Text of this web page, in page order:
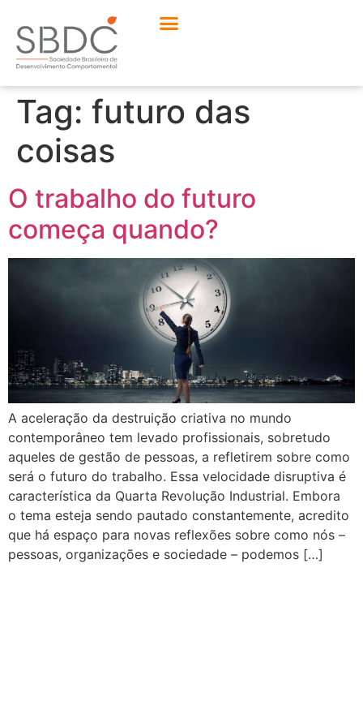
Tag: futuro das
coisas
O trabalho do futuro
começa quando?
A aceleração da destruição criativa no mundo
contemporâneo tem levado profissionais, sobretudo
aqueles de gestão de pessoas, a refletirem sobre como
será o futuro do trabalho. Essa velocidade disruptiva é
característica da Quarta Revolução Industrial. Embora
o tema esteja sendo pautado constantemente, acredito
que há espaço para novas reflexões sobre como nós –
pessoas, organizações e sociedade – podemos […]